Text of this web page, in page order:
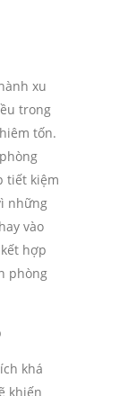
xu
trong
tốn.
tiết kiệm
những
vào
hợp
phòng
khá
khiến